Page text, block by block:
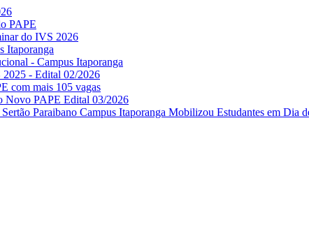
PAPE
do IVS 2026
Itaporanga
- Campus Itaporanga
2025 - Edital 02/2026
com mais 105 vagas
Novo PAPE Edital 03/2026
Paraibano Campus Itaporanga Mobilizou Estudantes em Dia